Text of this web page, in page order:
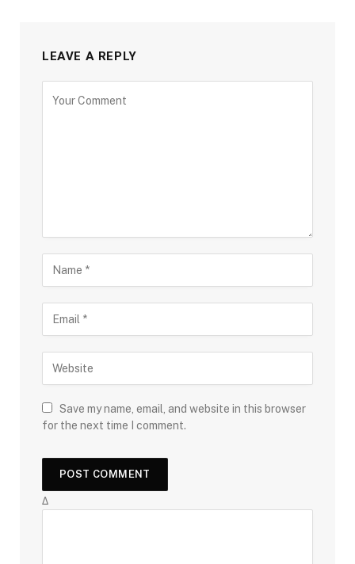
LEAVE A REPLY
Save my name, email, and website in this browser
for the next time I comment.
Δ